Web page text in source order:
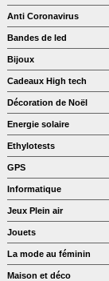
Anti Coronavirus
Bandes de led
Bijoux
Cadeaux High tech
Décoration de Noël
Energie solaire
Ethylotests
GPS
Informatique
Jeux Plein air
Jouets
La mode au féminin
Maison et déco